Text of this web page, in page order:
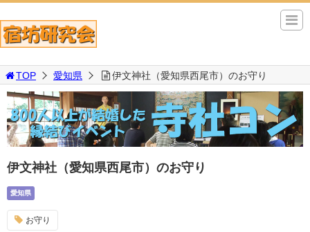
TOP 愛知県 伊文神社（愛知県西尾市）のお守り
伊文神社（愛知県西尾市）のお守り
愛知県
お守り